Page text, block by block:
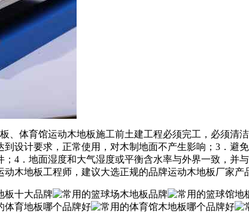
育馆运动木地板施工前土建工程必须完工，必须清洁
设计要求，正常使用，对木制地面不产生影响；3．避
4．地面湿度和大气湿度或平衡含水率与外界一致，并
木地板工程师，建议大选正规的品牌运动木地板厂家产